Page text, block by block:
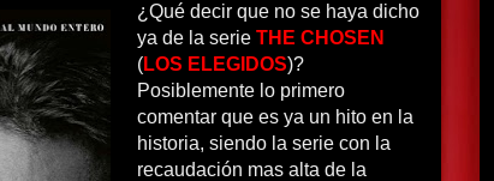
¿Qué decir que no se haya dicho
ya de la serie THE CHOSEN
(LOS ELEGIDOS)?
Posiblemente lo primero
comentar que es ya un hito en la
historia, siendo la serie con la
recaudación mas alta de la